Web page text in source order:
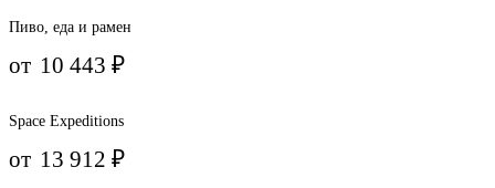
Пиво, еда и рамен
от 10 443₽
Space Expeditions
от 13 912₽